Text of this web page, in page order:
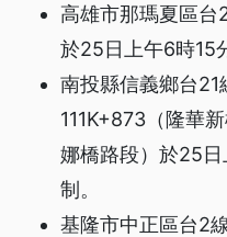
高雄市那瑪夏區台
於25日上午6時15
南投縣信義鄉台21
111K+873（隆華
娜橋路段）於25
制。
基隆市中正區台2